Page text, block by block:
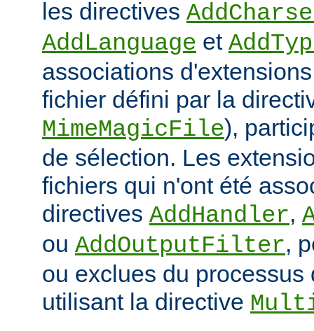
les directives
AddLanguage et
associations
fichier défini par la
MimeMagicFile),
de sélection. Les
fichiers qui n'ont été
directives AddHandler,
ou AddOutputFilter,
ou exclues du processus
utilisant la directive